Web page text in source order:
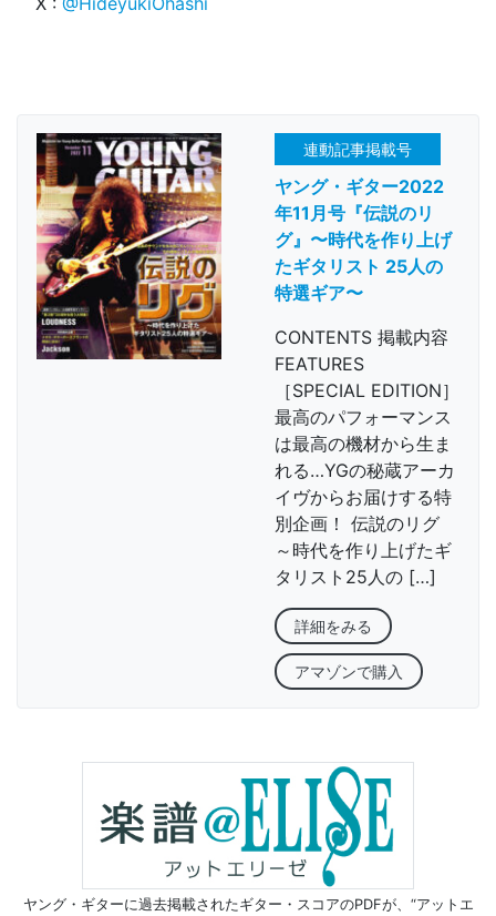
連動記事掲載号
ヤング・ギター2022
年11月号『伝説のリ
グ』〜時代を作り上げ
たギタリスト 25人の
特選ギア〜
CONTENTS 掲載内容
FEATURES
［SPECIAL EDITION］
最高のパフォーマンス
は最高の機材から生ま
れる…YGの秘蔵アーカ
イヴからお届けする特
別企画！ 伝説のリグ
～時代を作り上げたギ
タリスト25人の […]
詳細をみる
アマゾンで購入
ヤング・ギターに過去掲載されたギター・スコアのPDFが、 “アットエ